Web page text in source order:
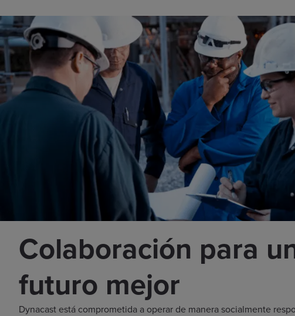
Colaboración para
futuro mejor
Dynacast está comprometida a operar de manera socialmente